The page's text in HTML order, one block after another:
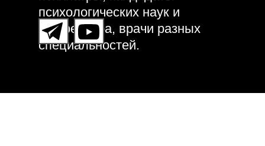
психологических наук и
профессора, врачи разных
специальностей.